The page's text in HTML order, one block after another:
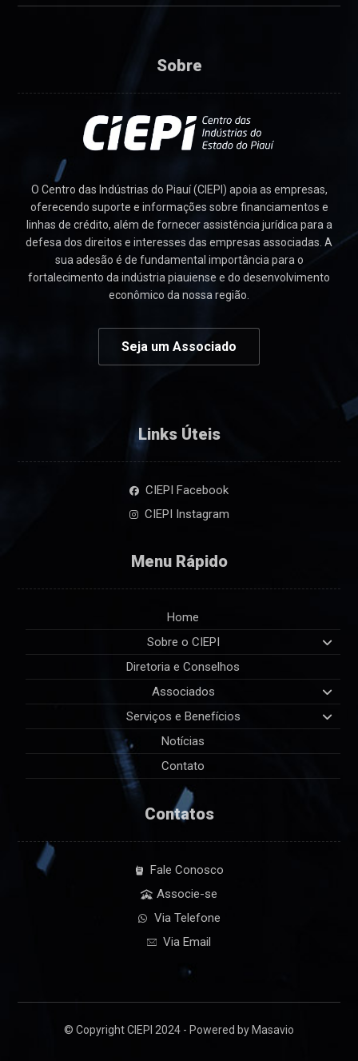
Sobre
O Centro das Indústrias do Piauí (CIEPI) apoia as empresas,
oferecendo suporte e informações sobre financiamentos e
linhas de crédito, além de fornecer assistência jurídica para a
defesa dos direitos e interesses das empresas associadas. A
sua adesão é de fundamental importância para o
fortalecimento da indústria piauiense e do desenvolvimento
econômico da nossa região.
Seja um Associado
Links Úteis
CIEPI Facebook
CIEPI Instagram
Menu Rápido
Home
Sobre o CIEPI
Diretoria e Conselhos
Associados
Serviços e Benefícios
Notícias
Contato
Contatos
Fale Conosco
Associe-se
Via Telefone
Via Email
© Copyright CIEPI 2024 - Powered by Masavio